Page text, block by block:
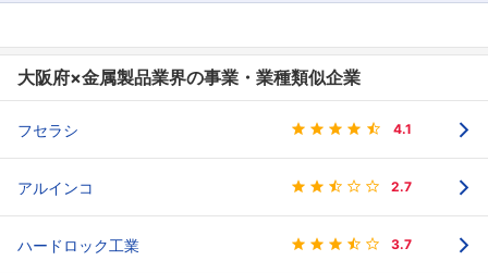
大阪府×金属製品業界の事業・業種類似企業
フセラシ 4.1
アルインコ 2.7
ハードロック工業 3.7